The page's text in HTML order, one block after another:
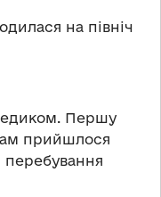
на північ
Першу
прийшлося